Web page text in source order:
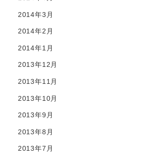
2014年3月
2014年2月
2014年1月
2013年12月
2013年11月
2013年10月
2013年9月
2013年8月
2013年7月